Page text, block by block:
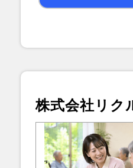
株式会社リク